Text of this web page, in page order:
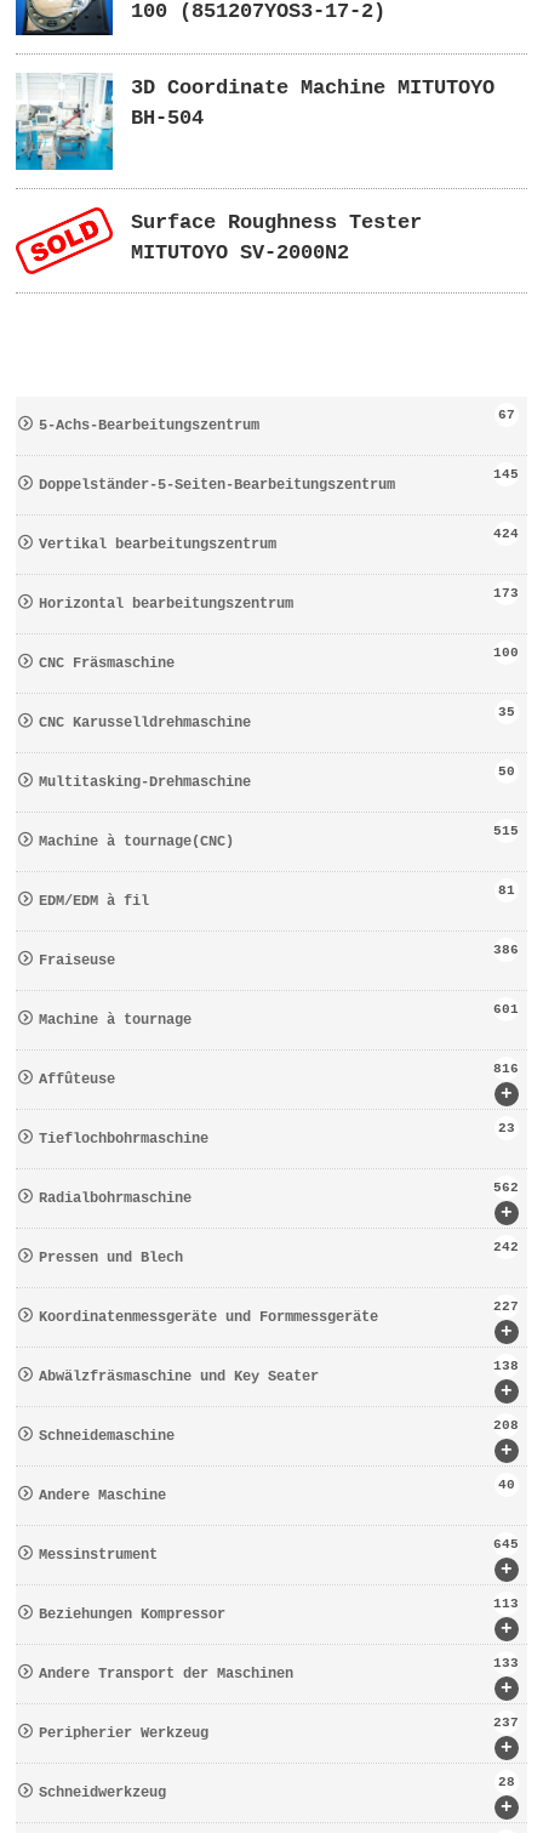
100 (851207YOS3-17-2)
3D Coordinate Machine MITUTOYO
BH-504
Surface Roughness Tester
MITUTOYO SV-2000N2
5-Achs-Bearbeitungszentrum
67
Doppelständer-5-Seiten-Bearbeitungszentrum
145
Vertikal bearbeitungszentrum
424
Horizontal bearbeitungszentrum
173
CNC Fräsmaschine
100
CNC Karusselldrehmaschine
35
Multitasking-Drehmaschine
50
Machine à tournage(CNC)
515
EDM/EDM à fil
81
Fraiseuse
386
Machine à tournage
601
+
Affûteuse
816
Tieflochbohrmaschine
23
+
Radialbohrmaschine
562
Pressen und Blech
242
+
Koordinatenmessgeräte und Formmessgeräte
227
+
Abwälzfräsmaschine und Key Seater
138
+
Schneidemaschine
208
Andere Maschine
40
+
Messinstrument
645
+
Beziehungen Kompressor
113
+
Andere Transport der Maschinen
133
+
Peripherier Werkzeug
237
+
Schneidwerkzeug
28